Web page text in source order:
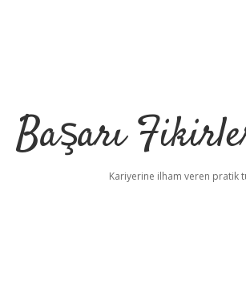
Başarı
Kariyerine ilham veren pratik